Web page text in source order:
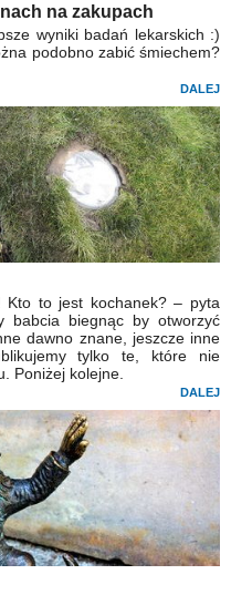
na zakupach
wyniki badań lekarskich :)
podobno zabić śmiechem?
DALEJ
Kto to jest kochanek? – pyta
babcia biegnąc by otworzyć
dawno znane, jeszcze inne
tylko te, które nie
Poniżej kolejne.
DALEJ